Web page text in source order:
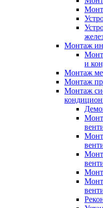
Монтаж
и
Монтаж
Монтаж
Монтаж